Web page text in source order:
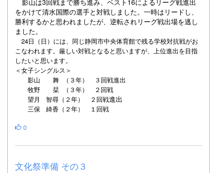
影山は3回戦まで勝ち進み、ベスト16によるリーグ戦進出
をかけて清水国際の選手と対戦しました。一時はリードし、
勝利するかと思われましたが、逆転されリーグ戦出場を逃し
ました。
24日（日）には、同じ静岡市中央体育館で残る学校対抗戦がお
こなわれます。厳しい対戦となると思いますが、上位進出を目指
したいと思います。
＜女子シングルス＞
影山 舞
（３年） ３回戦進出
牧野 栞 （３年） ２回戦
望月 智尋（２年） ２回戦進出
三保 綺香（２年） １回戦
0
文化祭準備 その３